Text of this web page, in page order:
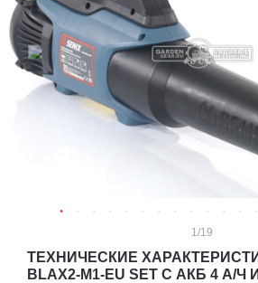
1 /19
ТЕХНИЧЕСКИЕ
BLAX2-M1-EU SET С АКБ 4 А/Ч